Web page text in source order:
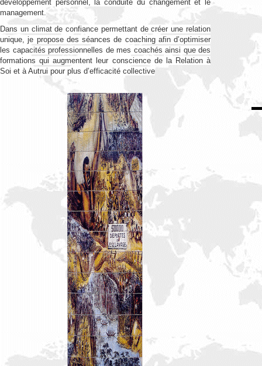
développement personnel, la conduite du changement et le
management.
Dans un climat de confiance permettant de créer une relation
unique, je propose des séances de coaching afin d’optimiser
les capacités professionnelles de mes coachés ainsi que des
formations qui augmentent leur conscience de la Relation à
Soi et à Autrui pour plus d’efficacité collective